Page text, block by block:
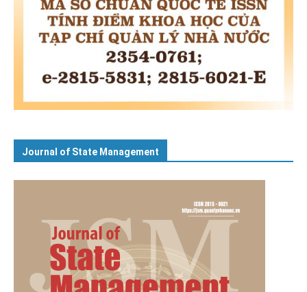
Journal of State Management